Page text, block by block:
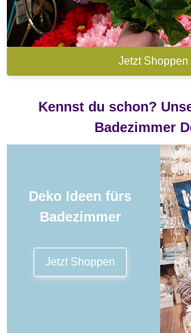
Jetzt Shoppen
Kennst du schon?
Badezimmer
Deko Ideen fürs
Badezimmer
Jetzt Shoppen